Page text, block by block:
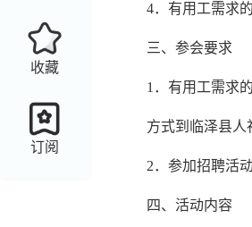
收藏
订阅
4．有用工需求
三、参会要求
1．有用工需求
方式到临泽县人
2．参加招聘活
四、活动内容